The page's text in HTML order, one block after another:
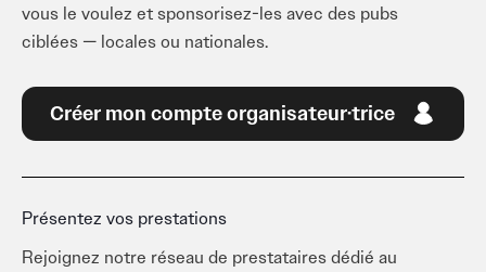
vous le voulez et sponsorisez-les avec des pubs
ciblées — locales ou nationales.
Créer mon compte organisateur·trice
Présentez vos prestations
Rejoignez notre réseau de prestataires dédié au